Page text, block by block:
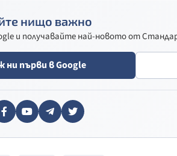
нищо важно
и получавайте най-новото от
ни първи в Google